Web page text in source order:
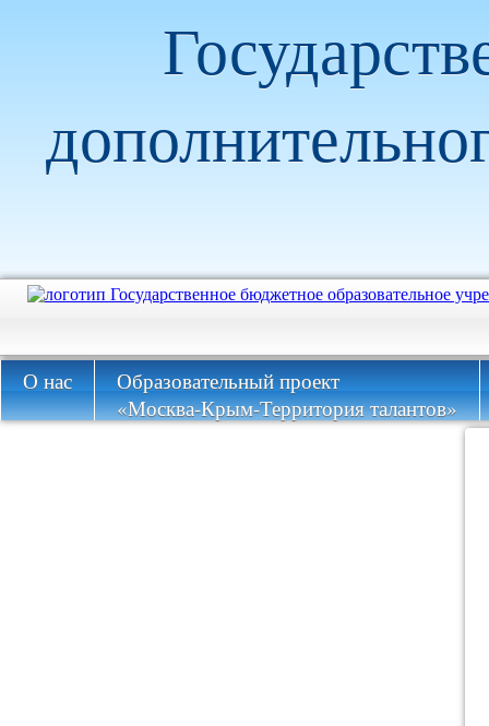
О нас
Образовательный проект
«Москва-Крым-Территория талантов»